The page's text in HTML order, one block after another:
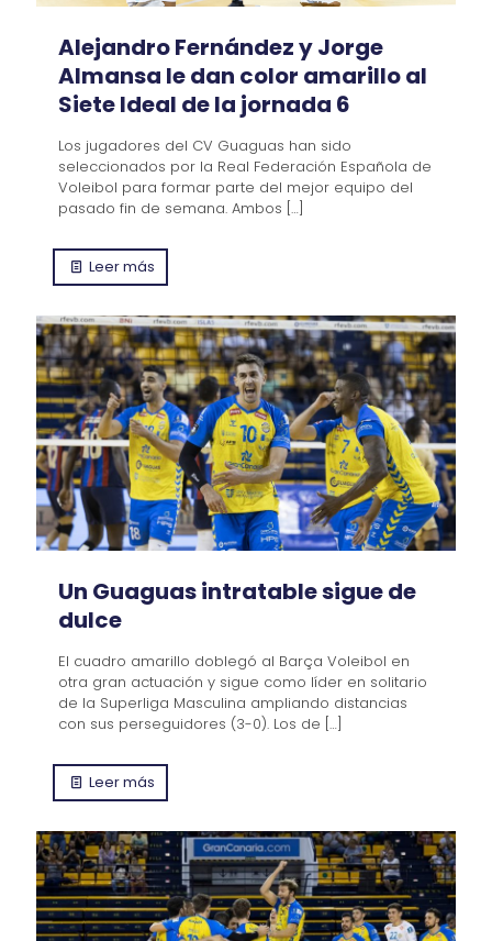
Alejandro Fernández y Jorge
Almansa le dan color amarillo al
Siete Ideal de la jornada 6
Los jugadores del CV Guaguas han sido
seleccionados por la Real Federación Española de
Voleibol para formar parte del mejor equipo del
pasado fin de semana. Ambos […]
Leer más
Un Guaguas intratable sigue de
dulce
El cuadro amarillo doblegó al Barça Voleibol en
otra gran actuación y sigue como líder en solitario
de la Superliga Masculina ampliando distancias
con sus perseguidores (3-0). Los de […]
Leer más